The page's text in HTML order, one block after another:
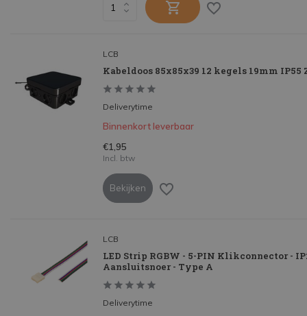
LCB
Kabeldoos 85x85x39 12 kegels 19mm IP55
Deliverytime
Binnenkort leverbaar
€1,95
Incl. btw
Bekijken
LCB
LED Strip RGBW - 5-PIN Klikconnector -
Aansluitsnoer - Type A
Deliverytime